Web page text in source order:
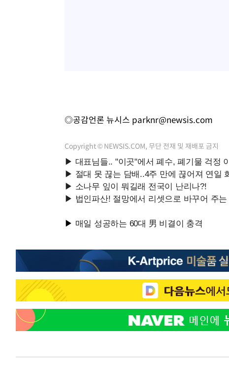
◎공감언론 뉴시스 parknr@newsis.com
Copyright © NEWSIS.COM, 무단 전재 및 재배포 금지